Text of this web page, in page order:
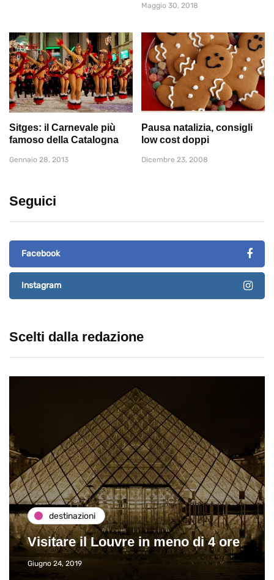
Maggio 30, 2018
Sitges: il Carnevale più
famoso della Catalogna
Gennaio 28, 2013
Pausa natalizia, consigli
low cost doppi
Dicembre 23, 2008
Seguici
Facebook
Instagram
Scelti dalla redazione
destinazioni
Visitare il Louvre in meno di 4 ore
Giugno 24, 2019